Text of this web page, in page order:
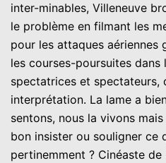
inter-minables, Villeneuve
le problème en filmant les
pour les attaques aériennes
les courses-poursuites dans
spectatrices et spectateurs,
interprétation. La lame a
sentons, nous la vivons
bon insister ou souligner ce
pertinemment ? Cinéaste de